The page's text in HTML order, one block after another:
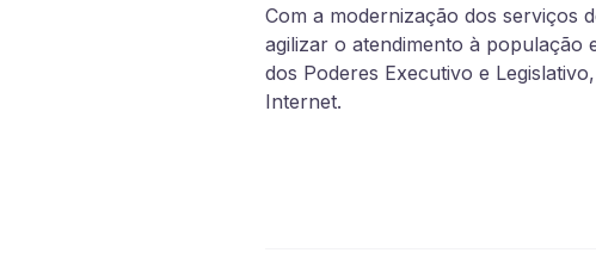
Com a modernização dos serviços
agilizar o atendimento à população
dos Poderes Executivo e
Internet.